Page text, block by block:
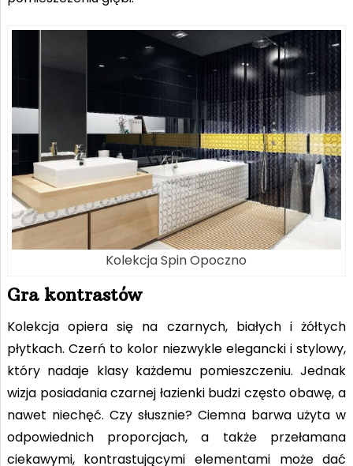
Kolekcja Spin Opoczno
Gra kontrastów
Kolekcja opiera się na czarnych, białych i żółtych
płytkach. Czerń to kolor niezwykle elegancki i stylowy,
który nadaje klasy każdemu pomieszczeniu. Jednak
wizja posiadania czarnej łazienki budzi często obawę, a
nawet niechęć. Czy słusznie? Ciemna barwa użyta w
odpowiednich proporcjach, a także przełamana
ciekawymi, kontrastującymi elementami może dać